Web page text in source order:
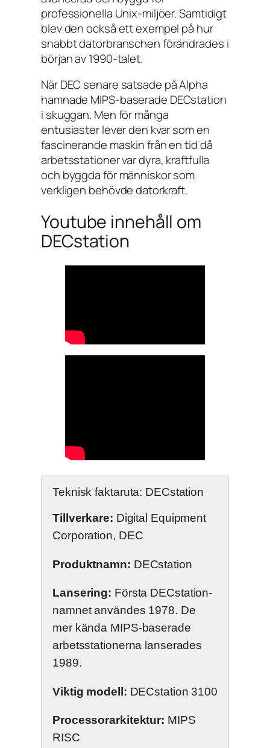
professionella Unix-miljöer. Samtidigt
blev den också ett exempel på hur
snabbt datorbranschen förändrades i
början av 1990-talet.
När DEC senare satsade på Alpha
hamnade MIPS-baserade DECstation
i skuggan. Men för många
entusiaster lever den kvar som en
fascinerande maskin från en tid då
arbetsstationer var dyra, kraftfulla
och byggda för människor som
verkligen behövde datorkraft.
Youtube innehåll om
DECstation
Teknisk faktaruta: DECstation
Tillverkare: Digital Equipment
Corporation, DEC
Produktnamn: DECstation
Lansering: Första DECstation-
namnet användes 1978. De
mer kända MIPS-baserade
arbetsstationerna lanserades
1989.
Viktig modell: DECstation 3100
Processorarkitektur: MIPS
RISC